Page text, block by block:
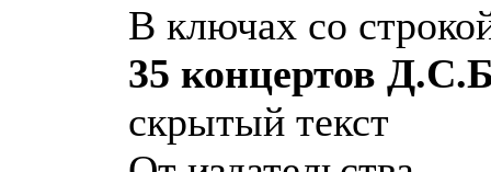
В ключах со
35 концертов
скрытый текст